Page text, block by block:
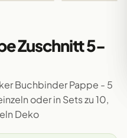
Zuschnitt 5-
Buchbinder Pappe - 5
oder in Sets zu 10,
Deko